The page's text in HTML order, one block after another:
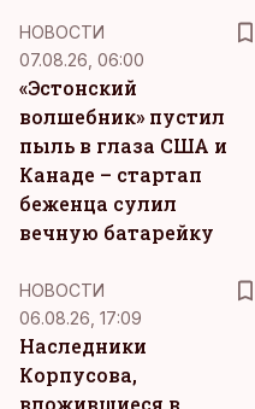
НОВОСТИ
07.08.26, 06:00
«Эстонский
волшебник» пустил
пыль в глаза США и
Канаде – стартап
беженца сулил
вечную батарейку
НОВОСТИ
06.08.26, 17:09
Наследники
Корпусова,
вложившиеся в